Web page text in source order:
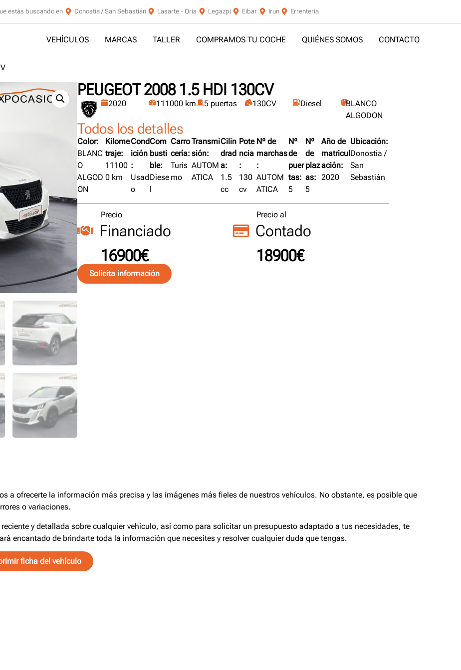
estás buscando en Donostia / San Sebastián Lasarte - Oria Legazpi Eibar Irun Errenteria
VEHÍCULOS MARCAS TALLER COMPRAMOS TU COCHE QUIÉNES SOMOS CONTACTO
PEUGEOT 2008 1.5 HDI 130CV
2020 111000 km 5 puertas 130CV Diesel
BLANCO
ALGODON
Todos los detalles
Color:
BLANC
O
ALGOD
ON
Kilome
traje:
11100
0 km
Cond
ición
:
Usad
o
Com
busti
ble:
Diese
l
Carro
cería:
Turis
mo
Transmi
sión:
AUTOM
ATICA
Cilin
drad
a:
1.5
cc
Pote
ncia
:
130
cv
Nº de
marchas
:
AUTOM
ATICA
Nº
de
puer
tas:
5
Nº
de
plaz
as:
5
Año de
matricul
ación:
2020
Ubicación:
Donostia /
San
Sebastián
Precio
Financiado
16900€
Precio al
Contado
18900€
Solicita información
a ofrecerte la información más precisa y las imágenes más fieles de nuestros vehículos. No obstante, es posible que
o variaciones.
y detallada sobre cualquier vehículo, así como para solicitar un presupuesto adaptado a tus necesidades, te
encantado de brindarte toda la información que necesites y resolver cualquier duda que tengas.
ficha del vehículo